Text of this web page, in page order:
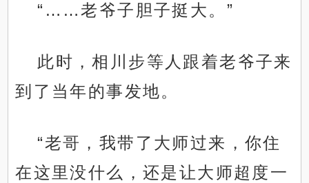
“……老爷子胆子挺大。”
此时，相川步等人跟着老爷子来
到了当年的事发地。
“老哥，我带了大师过来，你住
在这里没什么，还是让大师超度一